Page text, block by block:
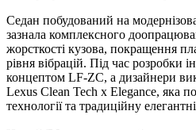
Седан побудований на
зазнала комплексного
жорсткості кузова, покращення
рівня вібрацій. Під час розробки
концептом LF-ZC, а дизайнери
Lexus Clean Tech x Elegance, яка
технології та традиційну